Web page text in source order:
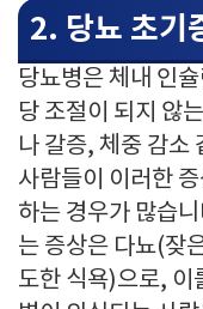
2. 당뇨 초기
당뇨병은 체내 인
당 조절이 되지 않
나 갈증, 체중 감소
사람들이 이러한
하는 경우가 많습
는 증상은 다뇨(잦
도한 식욕)으로,